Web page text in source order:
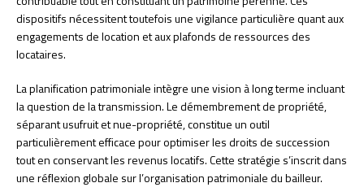
dispositifs nécessitent toutefois une vigilance particulière quant aux
engagements de location et aux plafonds de ressources des
locataires.
La planification patrimoniale intègre une vision à long terme incluant
la question de la transmission. Le démembrement de propriété,
séparant usufruit et nue-propriété, constitue un outil
particulièrement efficace pour optimiser les droits de succession
tout en conservant les revenus locatifs. Cette stratégie s’inscrit dans
une réflexion globale sur l’organisation patrimoniale du bailleur.